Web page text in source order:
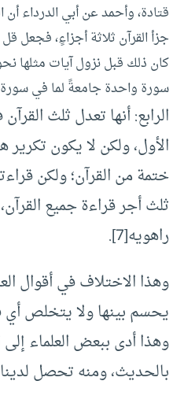
قتادة، وأحمد عن أبي الدرداء أن
جزأ القرآن ثلاثة أجزاءٍ، فجعل
كان ذلك قبل نزول آيات مثلها
سورة واحدة جامعةً لما في سورة
الرابع: أنها تعدل ثلث
الأول، ولكن لا يكون تكرير
ختمة من القرآن؛ ولكن
ثلث أجر قراءة جميع
راهويه[7].
وهذا الاختلاف في أقوال
يحسم بينها ولا يتخلص أي
وهذا أدى ببعض العلماء
بالحديث، ومنه تحصل